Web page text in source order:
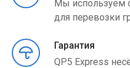
Мы используем
для перевозки
Гарантия
QP5 Express